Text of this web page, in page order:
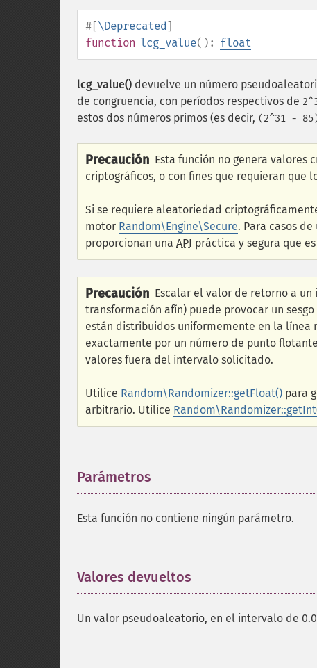
#[\Deprecated]
function lcg_value(): float
lcg_value() devuelve un número
de congruencia, con períodos respectivos de
estos dos números primos (es decir, (2^31 -
Precaución Esta función no genera valores
criptográficos, o con fines que requieran que
Si se requiere aleatoriedad
motor Random\Engine\Secure. Para casos
proporcionan una API práctica y segura que
Precaución Escalar el valor de retorno a
transformación afín) puede provocar un
están distribuidos uniformemente en la línea
exactamente por un número de punto
valores fuera del intervalo solicitado.
Utilice Random\Randomizer::getFloat() para
arbitrario. Utilice
Parámetros
Esta función no contiene ningún parámetro.
Valores devueltos
Un valor pseudoaleatorio, en el intervalo de